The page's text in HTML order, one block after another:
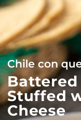
Chile con
Battered
Stuffed
Cheese